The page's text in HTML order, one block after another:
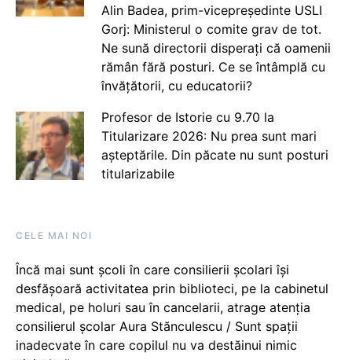
Alin Badea, prim-vicepreședinte USLI
Gorj: Ministerul o comite grav de tot.
Ne sună directorii disperați că oamenii
rămân fără posturi. Ce se întâmplă cu
învățătorii, cu educatorii?
Profesor de Istorie cu 9.70 la
Titularizare 2026: Nu prea sunt mari
așteptările. Din păcate nu sunt posturi
titularizabile
CELE MAI NOI
Încă mai sunt școli în care consilierii școlari își
desfășoară activitatea prin biblioteci, pe la cabinetul
medical, pe holuri sau în cancelarii, atrage atenția
consilierul școlar Aura Stănculescu / Sunt spații
inadecvate în care copilul nu va destăinui nimic